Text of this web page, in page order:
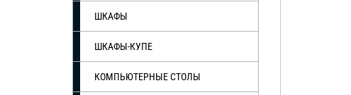
ШКАФЫ
ШКАФЫ-КУПЕ
КОМПЬЮТЕРНЫЕ СТОЛЫ